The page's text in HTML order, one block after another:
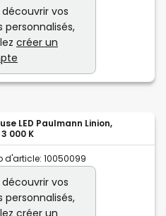
découvrir vos
personnalisés,
créer un
LED Paulmann Linion,
000 K
d'article: 10050099
découvrir vos
personnalisés,